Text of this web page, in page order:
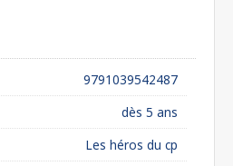
9791039542487
dès 5 ans
Les héros du cp